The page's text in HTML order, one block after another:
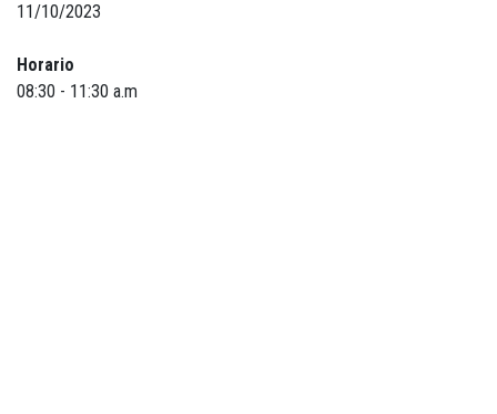
11/10/2023
Horario
08:30 - 11:30 a.m